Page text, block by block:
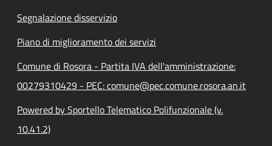
Segnalazione disservizio
Piano di miglioramento dei servizi
Comune di Rosora - Partita IVA dell'amministrazione:
00279310429 - PEC: comune@pec.comune.rosora.an.it
Powered by Sportello Telematico Polifunzionale (v.
10.41.2)